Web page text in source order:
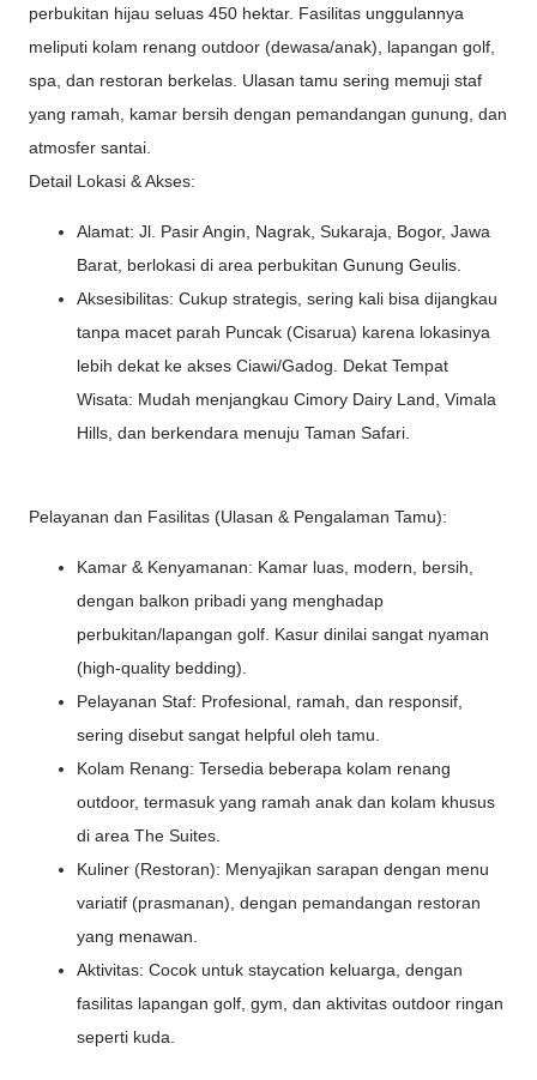
perbukitan hijau seluas 450 hektar. Fasilitas unggulannya
meliputi kolam renang outdoor (dewasa/anak), lapangan golf,
spa, dan restoran berkelas. Ulasan tamu sering memuji staf
yang ramah, kamar bersih dengan pemandangan gunung, dan
atmosfer santai.
Detail Lokasi & Akses:
Alamat: Jl. Pasir Angin, Nagrak, Sukaraja, Bogor, Jawa
Barat, berlokasi di area perbukitan Gunung Geulis.
Aksesibilitas: Cukup strategis, sering kali bisa dijangkau
tanpa macet parah Puncak (Cisarua) karena lokasinya
lebih dekat ke akses Ciawi/Gadog. Dekat Tempat
Wisata: Mudah menjangkau Cimory Dairy Land, Vimala
Hills, dan berkendara menuju Taman Safari.
Pelayanan dan Fasilitas (Ulasan & Pengalaman Tamu):
Kamar & Kenyamanan: Kamar luas, modern, bersih,
dengan balkon pribadi yang menghadap
perbukitan/lapangan golf. Kasur dinilai sangat nyaman
(high-quality bedding).
Pelayanan Staf: Profesional, ramah, dan responsif,
sering disebut sangat helpful oleh tamu.
Kolam Renang: Tersedia beberapa kolam renang
outdoor, termasuk yang ramah anak dan kolam khusus
di area The Suites.
Kuliner (Restoran): Menyajikan sarapan dengan menu
variatif (prasmanan), dengan pemandangan restoran
yang menawan.
Aktivitas: Cocok untuk staycation keluarga, dengan
fasilitas lapangan golf, gym, dan aktivitas outdoor ringan
seperti kuda.